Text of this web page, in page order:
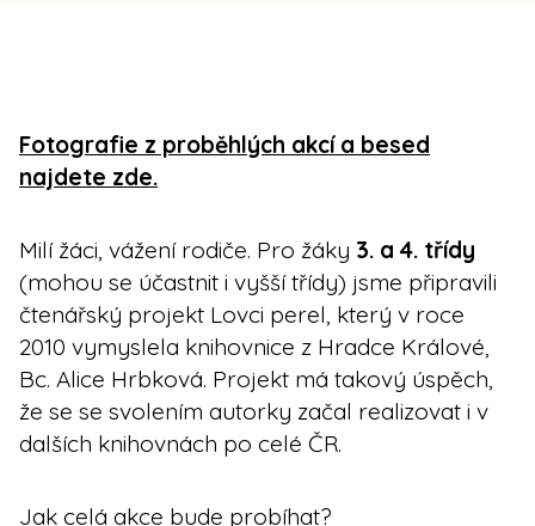
Fotografie z proběhlých akcí a besed
najdete zde.
Milí žáci, vážení rodiče. Pro žáky 3. a 4. třídy
(mohou se účastnit i vyšší třídy) jsme připravili
čtenářský projekt Lovci perel, který v roce
2010 vymyslela knihovnice z Hradce Králové,
Bc. Alice Hrbková. Projekt má takový úspěch,
že se se svolením autorky začal realizovat i v
dalších knihovnách po celé ČR.
Jak celá akce bude probíhat?